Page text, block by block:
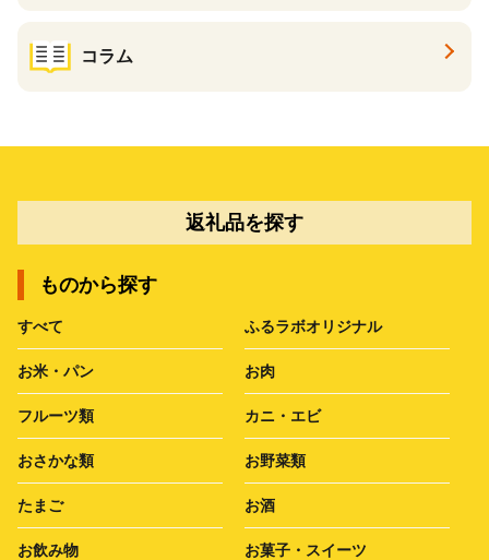
コラム
返礼品を探す
ものから探す
すべて ふるラボオリジナル
お米・パン お肉
フルーツ類 カニ・エビ
おさかな類 お野菜類
たまご お酒
お飲み物 お菓子・スイーツ